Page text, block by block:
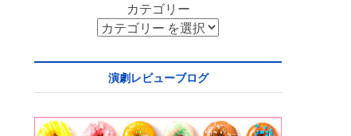
カテゴリー
演劇レビューブログ